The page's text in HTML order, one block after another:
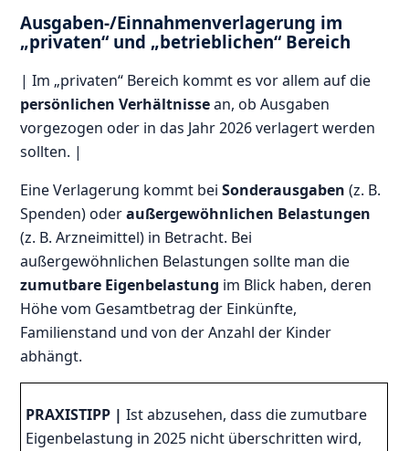
Ausgaben-/Einnahmenverlagerung im
„privaten“ und „betrieblichen“ Bereich
| Im „privaten“ Bereich kommt es vor allem auf die
persönlichen Verhältnissean, ob Ausgaben
vorgezogen oder in das Jahr 2026 verlagert werden
sollten. |
Eine Verlagerung kommt beiSonderausgaben (z. B.
Spenden) oderaußergewöhnlichen Belastungen
(z. B. Arzneimittel) in Betracht. Bei
außergewöhnlichen Belastungen sollte man die
zumutbare Eigenbelastung im Blick haben, deren
Höhe vom Gesamtbetrag der Einkünfte,
Familienstand und von der Anzahl der Kinder
abhängt.
PRAXISTIPP |Ist abzusehen, dass die zumutbare
Eigenbelastung in 2025 nicht überschritten wird,